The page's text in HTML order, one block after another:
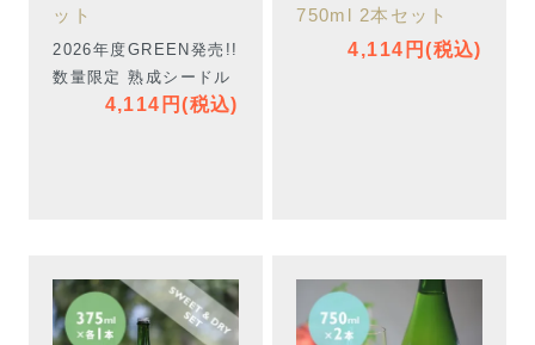
ット
2026年度GREEN発売!!
数量限定 熟成シードル
4,114円(税込)
750ml 2本セット
4,114円(税込)